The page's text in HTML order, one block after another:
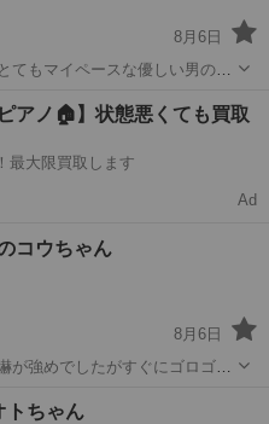
8月6日
もマイペースな優しい男の子
アノ🏠】状態悪くても買取
最大限買取します
Ad
コウちゃん
8月6日
が強めでしたがすぐにゴロゴロ
トちゃん